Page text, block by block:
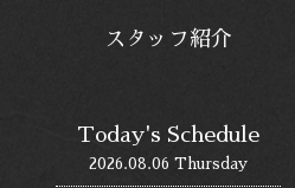
スタッフ紹介
Today's Schedule
2026.08.06 Thursday